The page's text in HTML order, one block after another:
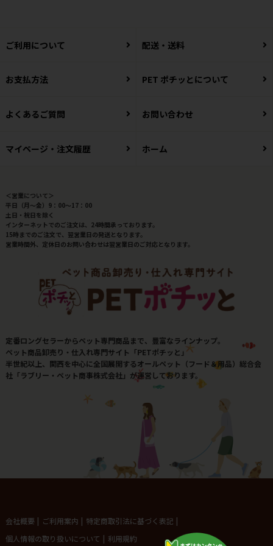
ご利用について 配送・送料
お支払方法 PET ポチッとについて
よくあるご質問 お問い合わせ
マイページ・注文履歴 ホーム
＜営業について＞
平日（月～金）9：00～17：00
土日・祝日を除く
インターネットでのご注文は、24時間承っております。
15時までのご注文で、翌営業日の発送となります。
営業時間外、定休日のお問い合わせは翌営業日のご対応となります。
定番ロングセラーからペット専門商品まで、豊富なラインナップ。
ペット商品卸売り・仕入れ専門サイト「PETポチッと」
半世紀以上、関西を中心に全国展開するオールペット（フード＆用品）総合会
社「ラブリー・ペット商事株式会社」が運営しております。
会社概要 | ご利用案内 | 特定商取引法に基づく表記 |
個人情報の取り扱いについて | 利用規約